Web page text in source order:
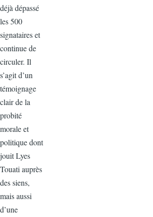
déjà dépassé
les 500
signataires et
continue de
circuler. Il
s’agit d’un
témoignage
clair de la
probité
morale et
politique dont
jouit Lyes
Touati auprès
des siens,
mais aussi
d’une